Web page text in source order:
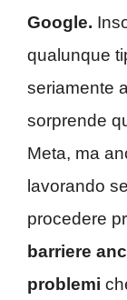
Google.
qualunque
seriamente
sorprende
Meta, ma
lavorando
procedere
barriere
problemi